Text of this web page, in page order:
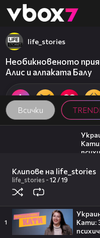
👾
Клипове на life_stories
life_stories-12 /19
1
Кати:
Всички
life_stories
Необикновеното
Алис и алпаката Балу
05:32
03:15
12
00:06